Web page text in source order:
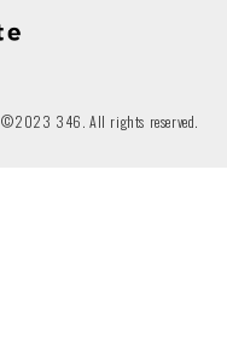
©2023 346. All rights reserved.